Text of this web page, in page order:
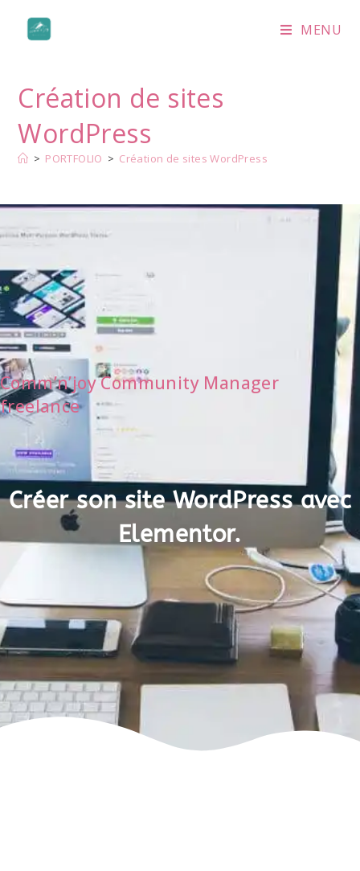
MENU
Création de sites
WordPress
> PORTFOLIO > Création de sites WordPress
Comm’n’joy Community Manager
freelance
Créer son site WordPress avec
Elementor.